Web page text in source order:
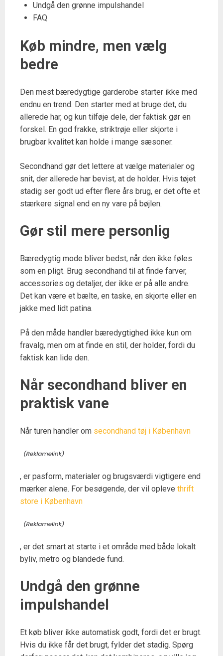
Undgå den grønne impulshandel
FAQ
Køb mindre, men vælg
bedre
Den mest bæredygtige garderobe starter ikke med
endnu en trend. Den starter med at bruge det, du
allerede har, og kun tilføje dele, der faktisk gør en
forskel. En god frakke, striktrøje eller skjorte i
brugbar kvalitet kan holde i mange sæsoner.
Secondhand gør det lettere at vælge materialer og
snit, der allerede har bevist, at de holder. Hvis tøjet
stadig ser godt ud efter flere års brug, er det ofte et
stærkere signal end en ny vare på bøjlen.
Gør stil mere personlig
Bæredygtig mode bliver bedst, når den ikke føles
som en pligt. Brug secondhand til at finde farver,
accessories og detaljer, der ikke er på alle andre.
Det kan være et bælte, en taske, en skjorte eller en
jakke med lidt patina.
På den måde handler bæredygtighed ikke kun om
fravalg, men om at finde en stil, der holder, fordi du
faktisk kan lide den.
Når secondhand bliver en
praktisk vane
Når turen handler om secondhand tøj i København
, er pasform, materialer og brugsværdi vigtigere end
mærker alene. For besøgende, der vil opleve thrift
store i København
, er det smart at starte i et område med både lokalt
byliv, metro og blandede fund.
Undgå den grønne
impulshandel
Et køb bliver ikke automatisk godt, fordi det er brugt.
Hvis du ikke får det brugt, fylder det stadig. Spørg